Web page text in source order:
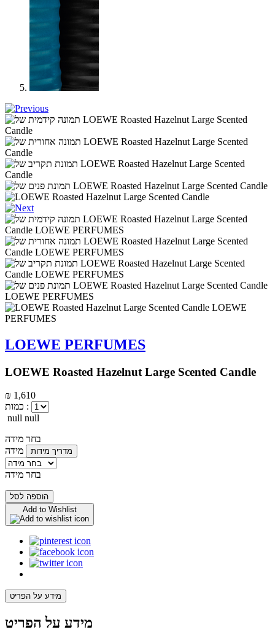
LOEWE PERFUMES
LOEWE Roasted Hazelnut Large Scented Candle
₪ 1,610
כמות :
null null
בחר מידה
מידה
מדריך מידות
בחר מידה
הוספה לסל
Add to Wishlist
מידע על הפריט
מידע על הפריט